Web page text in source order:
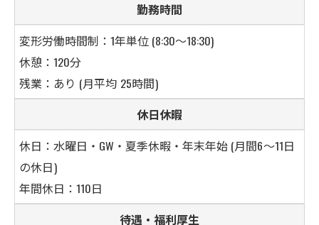
勤務時間
変形労働時間制：1年単位 (8:30～18:30)
休憩：120分
残業：あり (月平均 25時間)
休日休暇
休日：水曜日・GW・夏季休暇・年末年始 (月間6～11日
の休日)
年間休日：110日
待遇・福利厚生